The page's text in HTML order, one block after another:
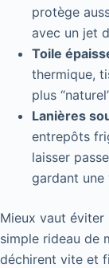
protège
avec un jet
Toile
thermique,
plus
Lanières
entrepôts
laisser
gardant une
Mieux vaut
simple rideau de
déchirent vite et